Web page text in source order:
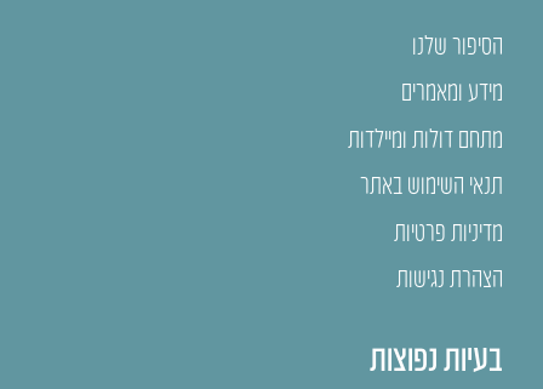
הסיפור שלנו
מידע ומאמרים
מתחם דולות ומיילדות
תנאי השימוש באתר
מדיניות פרטיות
הצהרת נגישות
בעיות נפוצות